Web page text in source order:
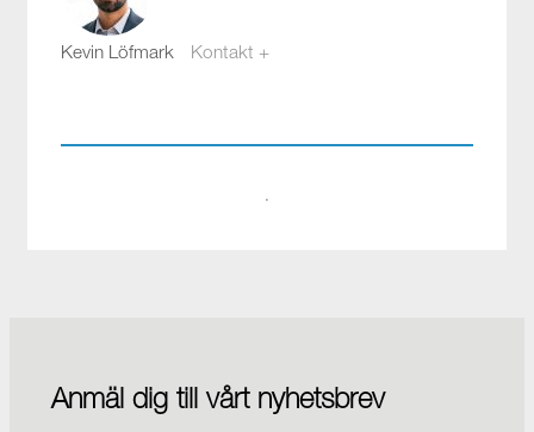
Kevin Löfmark Kontakt +
·
Anmäl dig till vårt nyhetsbrev